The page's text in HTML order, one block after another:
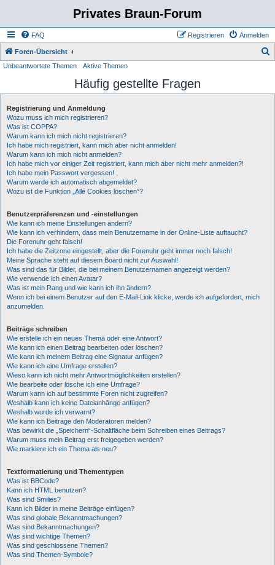
Privates Braun-Forum
FAQ Anmelden
Registrieren
Foren-Übersicht
h
Unbeantwortete Themen Aktive Themen
Häufig gestellte Fragen
Registrierung und Anmeldung
Wozu muss ich mich registrieren?
Was ist COPPA?
Warum kann ich mich nicht registrieren?
Ich habe mich registriert, kann mich aber nicht anmelden!
Warum kann ich mich nicht anmelden?
Ich habe mich vor einiger Zeit registriert, kann mich aber nicht mehr anmelden?!
Ich habe mein Passwort vergessen!
Warum werde ich automatisch abgemeldet?
Wozu ist die Funktion „Alle Cookies löschen“?
Benutzerpräferenzen und -einstellungen
Wie kann ich meine Einstellungen ändern?
Wie kann ich verhindern, dass mein Benutzername in der Online-Liste auftaucht?
Die Forenuhr geht falsch!
Ich habe die Zeitzone eingestellt, aber die Forenuhr geht immer noch falsch!
Meine Sprache steht auf diesem Board nicht zur Auswahl!
Was sind das für Bilder, die bei meinem Benutzernamen angezeigt werden?
Wie verwende ich einen Avatar?
Was ist mein Rang und wie kann ich ihn ändern?
Wenn ich bei einem Benutzer auf den E-Mail-Link klicke, werde ich aufgefordert, mich
anzumelden.
Beiträge schreiben
Wie erstelle ich ein neues Thema oder eine Antwort?
Wie kann ich einen Beitrag bearbeiten oder löschen?
Wie kann ich meinem Beitrag eine Signatur anfügen?
Wie kann ich eine Umfrage erstellen?
Wieso kann ich nicht mehr Antwortmöglichkeiten erstellen?
Wie bearbeite oder lösche ich eine Umfrage?
Warum kann ich auf bestimmte Foren nicht zugreifen?
Weshalb kann ich keine Dateianhänge anfügen?
Weshalb wurde ich verwarnt?
Wie kann ich Beiträge den Moderatoren melden?
Was bewirkt die „Speichern“-Schaltfläche beim Schreiben eines Beitrags?
Warum muss mein Beitrag erst freigegeben werden?
Wie markiere ich ein Thema als neu?
Textformatierung und Thementypen
Was ist BBCode?
Kann ich HTML benutzen?
Was sind Smilies?
Kann ich Bilder in meine Beiträge einfügen?
Was sind globale Bekanntmachungen?
Was sind Bekanntmachungen?
Was sind wichtige Themen?
Was sind geschlossene Themen?
Was sind Themen-Symbole?